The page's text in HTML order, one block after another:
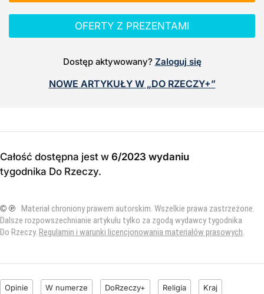
OFERTY Z PREZENTAMI
Dostęp aktywowany? Zaloguj się
NOWE ARTYKUŁY W „DO RZECZY+”
Całość dostępna jest w 6/2023 wydaniu
tygodnika Do Rzeczy.
© ℗ Materiał chroniony prawem autorskim. Wszelkie prawa zastrzeżone.
Dalsze rozpowszechnianie artykułu tylko za zgodą wydawcy tygodnika
Do Rzeczy. Regulamin i warunki licencjonowania materiałów prasowych.
Opinie W numerze DoRzeczy+ Religia Kraj